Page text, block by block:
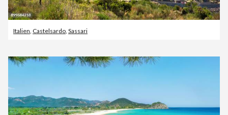
Italien, Castelsardo, Sassari